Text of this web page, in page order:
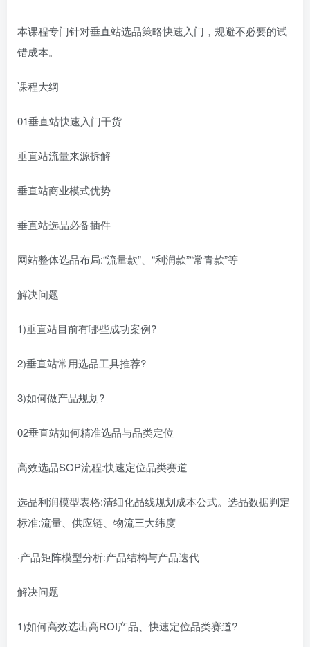
本课程专门针对垂直站选品策略快速入门，规避不必要的试
错成本。
课程大纲
01垂直站快速入门干货
垂直站流量来源拆解
垂直站商业模式优势
垂直站选品必备插件
网站整体选品布局:“流量款”、“利润款”“常青款”等
解决问题
1)垂直站目前有哪些成功案例?
2)垂直站常用选品工具推荐?
3)如何做产品规划?
02垂直站如何精准选品与品类定位
高效选品SOP流程:快速定位品类赛道
选品利润模型表格:清细化品线规划成本公式。选品数据判定
标准:流量、供应链、物流三大纬度
·产品矩阵模型分析:产品结构与产品迭代
解决问题
1)如何高效选出高ROI产品、快速定位品类赛道?